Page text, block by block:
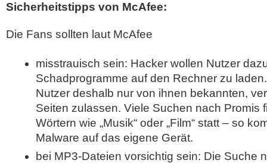
Sicherheitstipps von McAfee:
Die Fans sollten laut McAfee
misstrauisch sein: Hacker wollen Nutzer
Schadprogramme auf den Rechner zu
Nutzer deshalb nur von ihnen bekannten,
Seiten zulassen. Viele Suchen nach Promis
Wörtern wie „Musik“ oder „Film“ statt – so
Malware auf das eigene Gerät.
bei MP3-Dateien vorsichtig sein: Die Suche